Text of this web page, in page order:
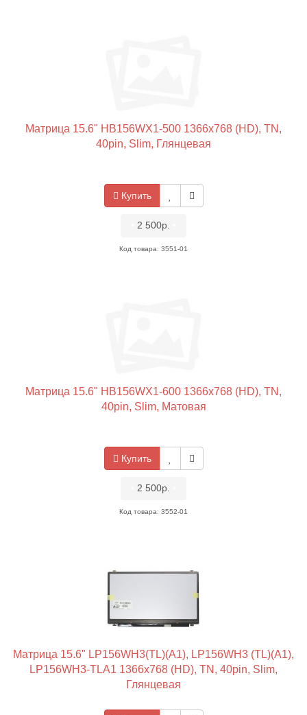
Матрица 15.6" HB156WX1-500 1366x768 (HD), TN,
40pin, Slim, Глянцевая
Купить
2 500р.
Код товара: 3551-01
Матрица 15.6" HB156WX1-600 1366x768 (HD), TN,
40pin, Slim, Матовая
Купить
2 500р.
Код товара: 3552-01
Матрица 15.6" LP156WH3(TL)(A1), LP156WH3 (TL)(A1),
LP156WH3-TLA1 1366x768 (HD), TN, 40pin, Slim,
Глянцевая